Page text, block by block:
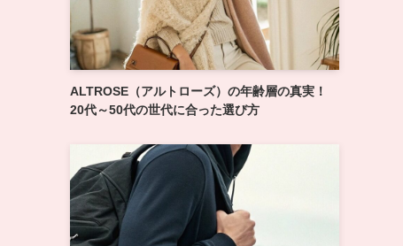
ALTROSE（アルトローズ）の年齢層の真実！
20代～50代の世代に合った選び方